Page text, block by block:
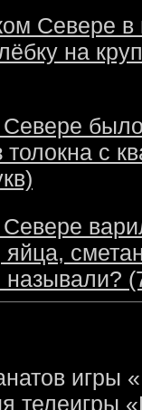
Севере в
на
Севере
с
игры
телеигры